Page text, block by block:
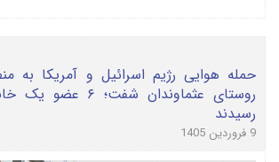
حمله هوایی رژیم اسرائیل و آمریکا به
روستای عثماوندان
رسیدند
9 فروردین 1405